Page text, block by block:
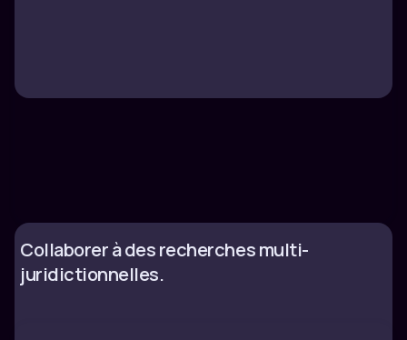
Collaborer à des recherches multi-
juridictionnelles.